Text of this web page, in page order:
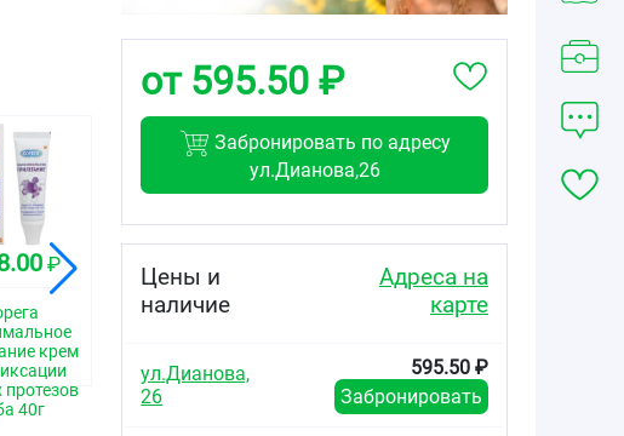
₽
крем
протезов
40г
от 521.00
Корега
сильная
фиксация крем
для фиксации
500.00
фиксация крем
для фиксации
зубных протезов
от 595.50 ₽
Забронировать по адресу
ул.Дианова,26
Цены и
наличие
Адреса на
карте
ул.Дианова,
26
595.50 ₽
Забронировать